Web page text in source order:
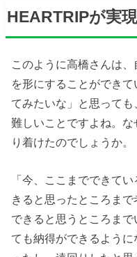
HEARTRIPが実
このように高橋さんは
を形にすることができ
てみたいな」と思って
難しいことですよね。
り着けたのでしょうか。
「今、ここまでできて
きると思ったところま
できると思うところま
ても納得ができるよう